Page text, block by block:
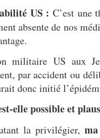
US : C’est une
absente de nos
militaire US aux
par accident ou
donc initié
elle possible et
la privilégier,